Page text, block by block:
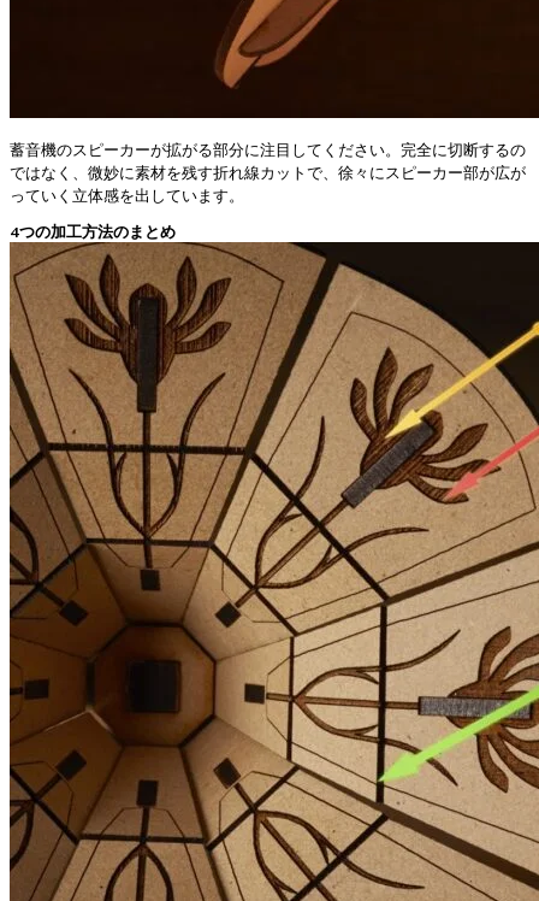
蓄音機のスピーカーが拡がる部分に注目してください。完全に切断するの
ではなく、微妙に素材を残す折れ線カットで、徐々にスピーカー部が広が
っていく立体感を出しています。
4つの加工方法のまとめ